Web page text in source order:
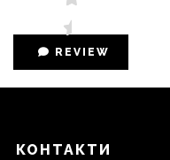
REVIEW
КОНТАКТИ